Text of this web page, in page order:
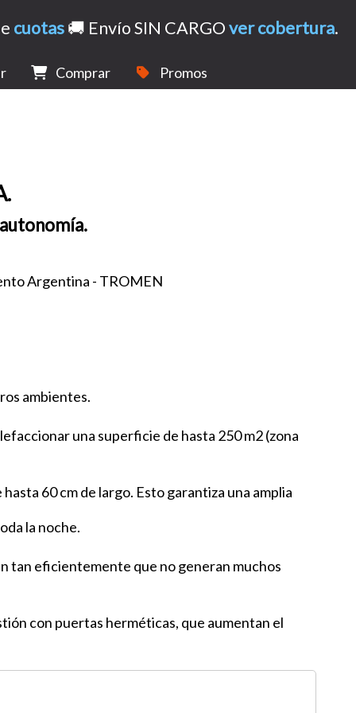
cuotas🚚 Envío SIN CARGOver cobertura.
Comprar Promos
ambientes.
una superficie de hasta 250 m2 (zona
60 cm de largo. Esto garantiza una amplia
la noche.
tan eficientemente que no generan muchos
con puertas herméticas, que aumentan el